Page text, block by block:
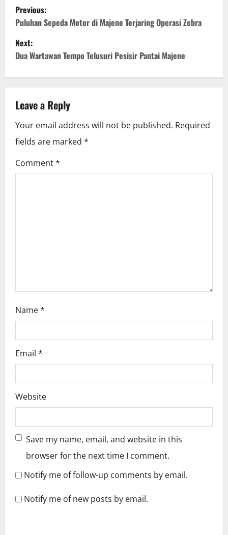
P
o
s
a
v
i
g
Previous:
Puluhan Sepeda Motor di Majene Terjaring Operasi Zebra
Next:
Dua Wartawan Tempo Telusuri Pesisir Pantai Majene
Leave a Reply
Your email address will not be published. Required
fields are marked *
Comment*
Name*
Email *
Website
Save my name, email, and website in this
browser for the next time I comment.
Notify me of follow-up comments by email.
Notify me of new posts by email.